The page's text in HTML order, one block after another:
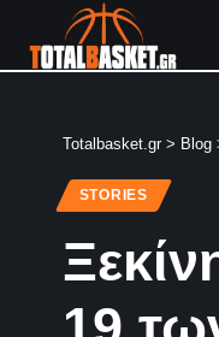
Totalbasket.gr > Blog
STORIES